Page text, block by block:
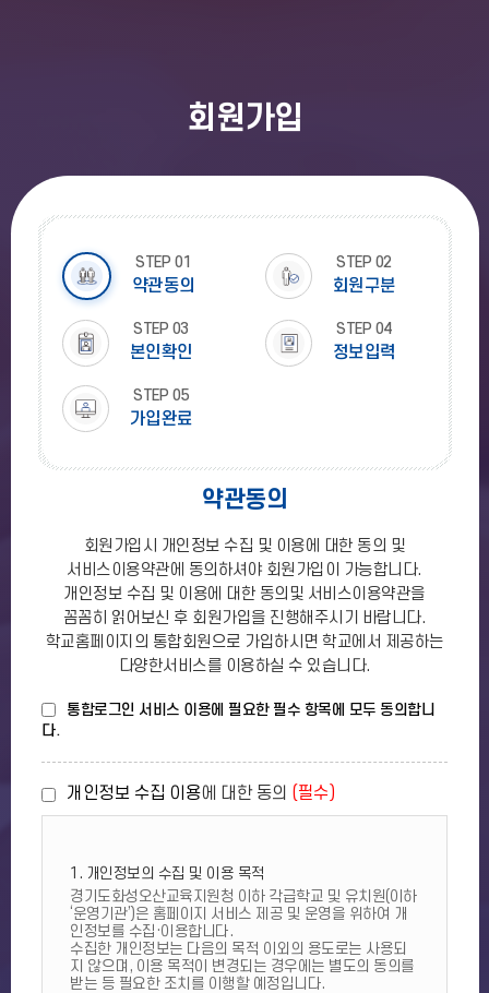
회원가입
STEP 01
약관동의
STEP 02
회원구분
STEP 03
본인확인
STEP 04
정보입력
STEP 05
가입완료
약관동의
회원가입시 개인정보 수집 및 이용에 대한 동의 및
서비스이용약관에 동의하셔야 회원가입이 가능합니다.
개인정보 수집 및 이용에 대한 동의및 서비스이용약관을
꼼꼼히 읽어보신 후 회원가입을 진행해주시기 바랍니다.
학교홈페이지의 통합회원으로 가입하시면 학교에서 제공하는
다양한서비스를 이용하실 수 있습니다.
통합로그인 서비스 이용에 필요한 필수 항목에 모두 동의합니
다.
개인정보 수집 이용에 대한 동의 (필수)
1. 개인정보의 수집 및 이용 목적
경기도화성오산교육지원청 이하 각급학교 및 유치원(이하
‘운영기관’)은 홈페이지 서비스 제공 및 운영을 위하여 개
인정보를 수집·이용합니다.
수집한 개인정보는 다음의 목적 이외의 용도로는 사용되
지 않으며, 이용 목적이 변경되는 경우에는 별도의 동의를
받는 등 필요한 조치를 이행할 예정입니다.